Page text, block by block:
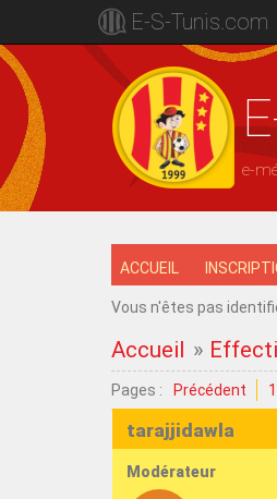
E-S-Tunis.com
e-
ACCUEIL
Vous n'êtes pas
Accueil »
Pages : Précédent 1
tarajjidawla
Modérateur